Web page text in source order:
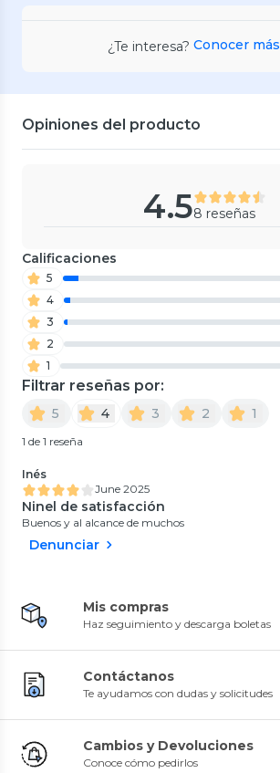
¿Te interesa? Conocer más
Opiniones del producto
4.58 reseñas
Calificaciones
5
4
3
2
1
Filtrar reseñas por:
5 4 3 2 1
1 de 1 reseña
Inés
June 2025
Ninel de satisfacción
Buenos y al alcance de muchos
Denunciar
Mis compras
Haz seguimiento y descarga boletas
Contáctanos
Te ayudamos con dudas y solicitudes
Cambios y Devoluciones
Conoce cómo pedirlos